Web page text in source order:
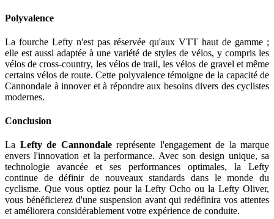
Polyvalence
La fourche Lefty n'est pas réservée qu'aux VTT haut de gamme ;
elle est aussi adaptée à une variété de styles de vélos, y compris les
vélos de cross-country, les vélos de trail, les vélos de gravel et même
certains vélos de route. Cette polyvalence témoigne de la capacité de
Cannondale à innover et à répondre aux besoins divers des cyclistes
modernes.
Conclusion
La Lefty de Cannondalereprésente l'engagement de la marque
envers l'innovation et la performance. Avec son design unique, sa
technologie avancée et ses performances optimales, la Lefty
continue de définir de nouveaux standards dans le monde du
cyclisme. Que vous optiez pour la Lefty Ocho ou la Lefty Oliver,
vous bénéficierez d'une suspension avant qui redéfinira vos attentes
et améliorera considérablement votre expérience de conduite.